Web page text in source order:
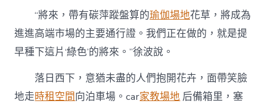
“將來，帶有碳萍蹤盤算的瑜伽場地花草，將成為
進進高端市場的主要通行證。我們正在做的，就是提
早種下這片‘綠色’的將來。”徐波說。
落日西下，意猶未盡的人們抱開花卉，面帶笑臉
地走時租空間向泊車場。car家教場地后備箱里，塞